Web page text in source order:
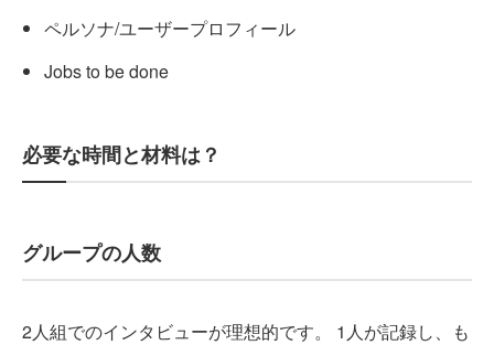
ペルソナ/ユーザープロフィール
Jobs to be done
必要な時間と材料は？
グループの人数
2人組でのインタビューが理想的です。 1人が記録し、も